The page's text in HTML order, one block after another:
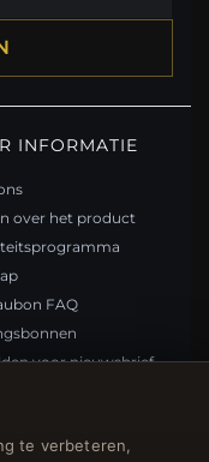
te verbeteren,
INFORMATIE
over het product
FAQ
voor nieuwsbrief